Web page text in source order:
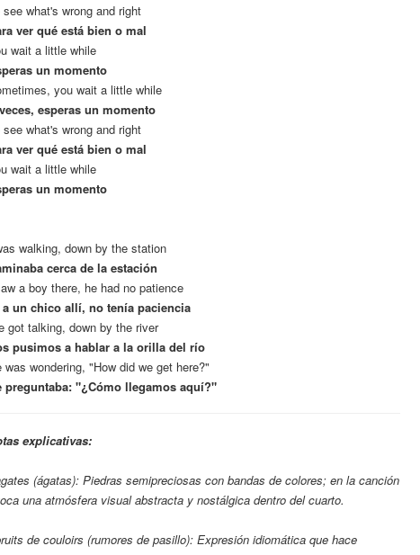
see what's wrong and right
ver qué está bien o mal
wait a little while
un momento
you wait a little while
esperas un momento
see what's wrong and right
ver qué está bien o mal
wait a little while
un momento
walking, down by the station
cerca de la estación
a boy there, he had no patience
un chico allí, no tenía paciencia
got talking, down by the river
pusimos a hablar a la orilla del río
was wondering, "How did we get here?"
preguntaba: "¿Cómo llegamos aquí?"
explicativas:
(ágatas): Piedras semipreciosas con bandas de colores; en la canción
una atmósfera visual abstracta y nostálgica dentro del cuarto.
de couloirs (rumores de pasillo): Expresión idiomática que hace